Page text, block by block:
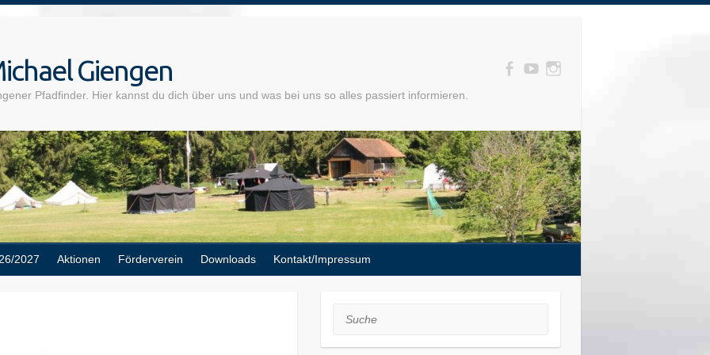
Giengen
Pfadfinder. Hier kannst du dich über uns und was bei uns so alles passiert informieren.
2027 Aktionen Förderverein Downloads Kontakt/Impressum
Suche